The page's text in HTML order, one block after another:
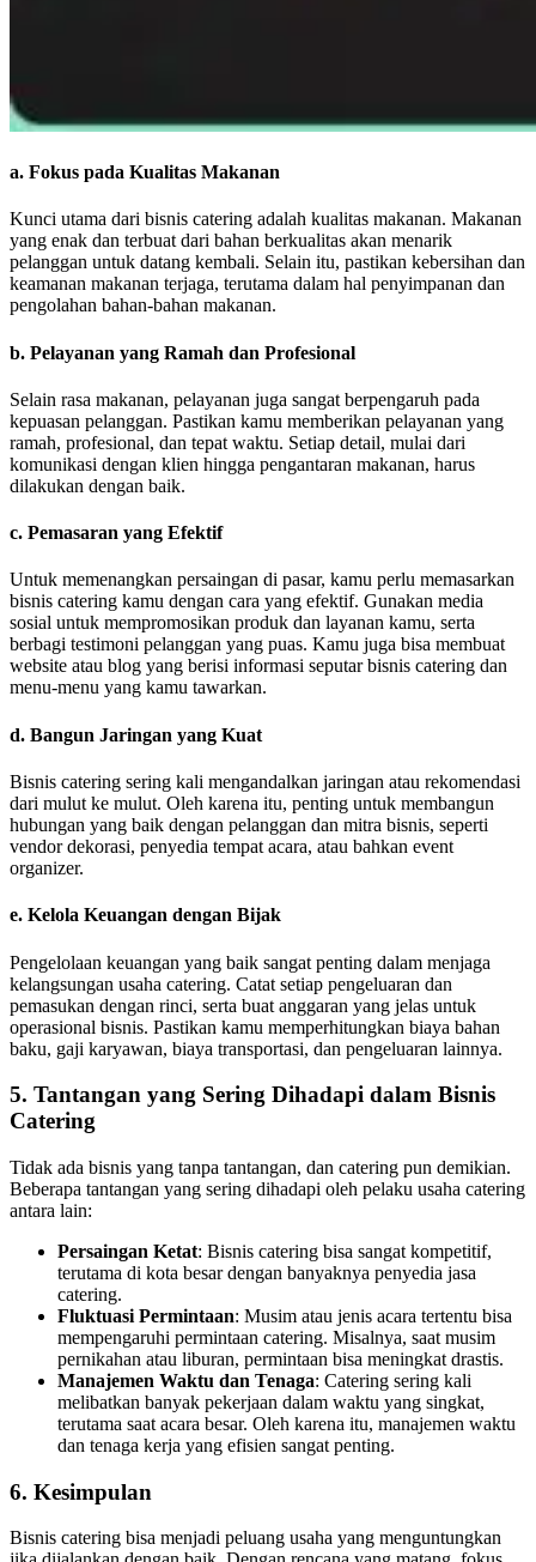
a. Fokus pada Kualitas Makanan
Kunci utama dari bisnis catering adalah kualitas makanan. Makanan
yang enak dan terbuat dari bahan berkualitas akan menarik
pelanggan untuk datang kembali. Selain itu, pastikan kebersihan dan
keamanan makanan terjaga, terutama dalam hal penyimpanan dan
pengolahan bahan-bahan makanan.
b. Pelayanan yang Ramah dan Profesional
Selain rasa makanan, pelayanan juga sangat berpengaruh pada
kepuasan pelanggan. Pastikan kamu memberikan pelayanan yang
ramah, profesional, dan tepat waktu. Setiap detail, mulai dari
komunikasi dengan klien hingga pengantaran makanan, harus
dilakukan dengan baik.
c. Pemasaran yang Efektif
Untuk memenangkan persaingan di pasar, kamu perlu memasarkan
bisnis catering kamu dengan cara yang efektif. Gunakan media
sosial untuk mempromosikan produk dan layanan kamu, serta
berbagi testimoni pelanggan yang puas. Kamu juga bisa membuat
website atau blog yang berisi informasi seputar bisnis catering dan
menu-menu yang kamu tawarkan.
d. Bangun Jaringan yang Kuat
Bisnis catering sering kali mengandalkan jaringan atau rekomendasi
dari mulut ke mulut. Oleh karena itu, penting untuk membangun
hubungan yang baik dengan pelanggan dan mitra bisnis, seperti
vendor dekorasi, penyedia tempat acara, atau bahkan event
organizer.
e. Kelola Keuangan dengan Bijak
Pengelolaan keuangan yang baik sangat penting dalam menjaga
kelangsungan usaha catering. Catat setiap pengeluaran dan
pemasukan dengan rinci, serta buat anggaran yang jelas untuk
operasional bisnis. Pastikan kamu memperhitungkan biaya bahan
baku, gaji karyawan, biaya transportasi, dan pengeluaran lainnya.
5. Tantangan yang Sering Dihadapi dalam Bisnis
Catering
Tidak ada bisnis yang tanpa tantangan, dan catering pun demikian.
Beberapa tantangan yang sering dihadapi oleh pelaku usaha catering
antara lain:
Persaingan Ketat: Bisnis catering bisa sangat kompetitif,
terutama di kota besar dengan banyaknya penyedia jasa
catering.
Fluktuasi Permintaan: Musim atau jenis acara tertentu bisa
mempengaruhi permintaan catering. Misalnya, saat musim
pernikahan atau liburan, permintaan bisa meningkat drastis.
Manajemen Waktu dan Tenaga: Catering sering kali
melibatkan banyak pekerjaan dalam waktu yang singkat,
terutama saat acara besar. Oleh karena itu, manajemen waktu
dan tenaga kerja yang efisien sangat penting.
6. Kesimpulan
Bisnis catering bisa menjadi peluang usaha yang menguntungkan